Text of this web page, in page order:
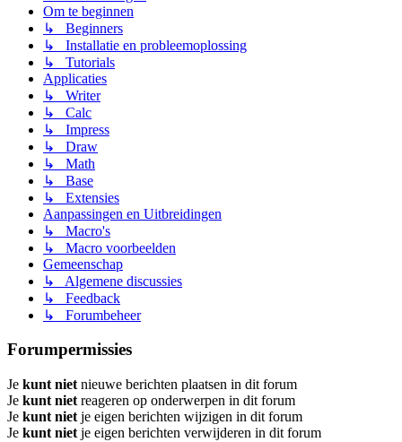
Om te beginnen
↳ Beginners
↳ Installatie en probleemoplossing
↳ Tutorials
Applicaties
↳ Writer
↳ Calc
↳ Impress
↳ Draw
↳ Math
↳ Base
↳ Extensies
Aanpassingen en Uitbreidingen
↳ Macro's
↳ Macro voorbeelden
Gemeenschap
↳ Algemene discussies
↳ Feedback
↳ Forumbeheer
Forumpermissies
Je kunt niet nieuwe berichten plaatsen in dit forum
Je kunt niet reageren op onderwerpen in dit forum
Je kunt niet je eigen berichten wijzigen in dit forum
Je kunt niet je eigen berichten verwijderen in dit forum